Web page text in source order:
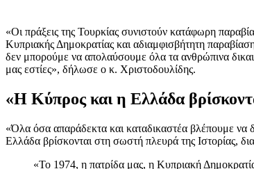
«Οι πράξεις της Τουρκίας συνιστούν κατάφωρη
Κυπριακής Δημοκρατίας και αδιαμφισβήτητη
δεν μπορούμε να απολαύσουμε όλα τα ανθρώπινα
μας εστίες», δήλωσε ο κ. Χριστοδουλίδης.
«H Κύπρος και η Ελλάδα
«Όλα όσα απαράδεκτα και καταδικαστέα βλέπουμε να
Ελλάδα βρίσκονται στη σωστή πλευρά της Ιστορίας,
«Το 1974, η πατρίδα μας, η Κυπριακή